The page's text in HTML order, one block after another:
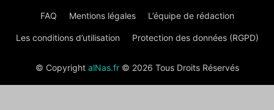
FAQ Mentions légales L’équipe de rédaction
Les conditions d’utilisation Protection des données (RGPD)
© Copyright alNas.fr© 2026 Tous Droits Réservés